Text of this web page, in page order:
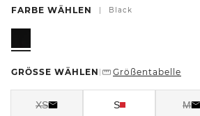
FARBE WÄHLEN Black
GRÖSSE WÄHLEN Größentabelle
XS S M